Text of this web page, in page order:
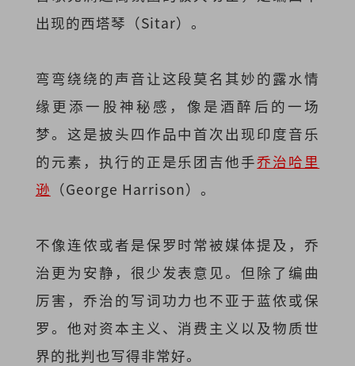
出现的西塔琴（Sitar）。
弯弯绕绕的声音让这段莫名其妙的露水情
缘更添一股神秘感，像是酒醉后的一场
梦。这是披头四作品中首次出现印度音乐
的元素，执行的正是乐团吉他手乔治哈里
逊 （George Harrison）。
不像连侬或者是保罗时常被媒体提及，乔
治更为安静，很少发表意见。但除了编曲
厉害，乔治的写词功力也不亚于蓝侬或保
罗。他对资本主义、消费主义以及物质世
界的批判也写得非常好。